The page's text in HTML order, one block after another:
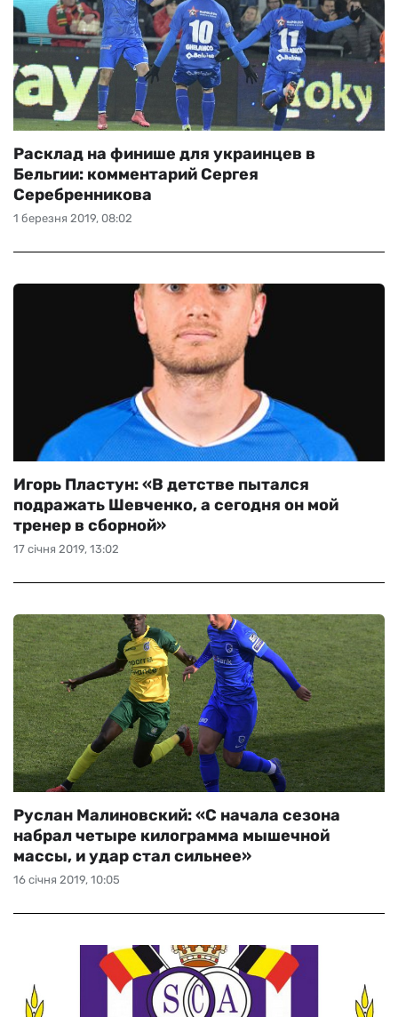
1 березня 2019, 08:02
Расклад на финише для украинцев в
Бельгии: комментарий Сергея
Серебренникова
17 січня 2019, 13:02
Игорь Пластун: «В детстве пытался
подражать Шевченко, а сегодня он мой
тренер в сборной»
16 січня 2019, 10:05
Руслан Малиновский: «С начала сезона
набрал четыре килограмма мышечной
массы, и удар стал сильнее»